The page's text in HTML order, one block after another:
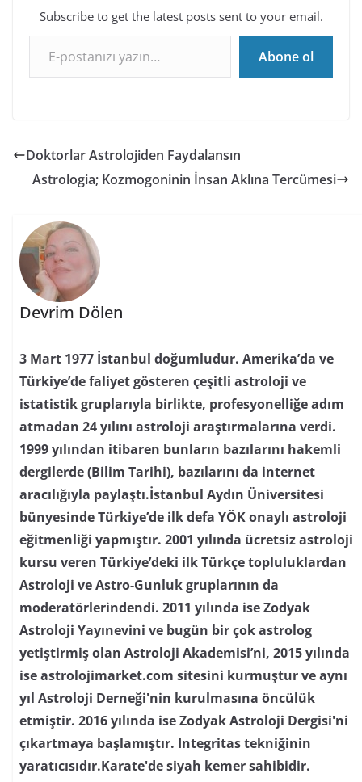
Subscribe to get the latest posts sent to your email.
E-postanızı yazın…
Abone ol
Doktorlar Astrolojiden Faydalansın
Astrologia; Kozmogoninin İnsan Aklına Tercümesi
Devrim Dölen
3 Mart 1977 İstanbul doğumludur. Amerika’da ve
Türkiye’de faliyet gösteren çeşitli astroloji ve
istatistik gruplarıyla birlikte, profesyonelliğe adım
atmadan 24 yılını astroloji araştırmalarına verdi.
1999 yılından itibaren bunların bazılarını hakemli
dergilerde (Bilim Tarihi), bazılarını da internet
aracılığıyla paylaştı.İstanbul Aydın Üniversitesi
bünyesinde Türkiye’de ilk defa YÖK onaylı astroloji
eğitmenliği yapmıştır. 2001 yılında ücretsiz astroloji
kursu veren Türkiye’deki ilk Türkçe topluluklardan
Astroloji ve Astro-Gunluk gruplarının da
moderatörlerindendi. 2011 yılında ise Zodyak
Astroloji Yayınevini ve bugün bir çok astrolog
yetiştirmiş olan Astroloji Akademisi’ni, 2015 yılında
ise astrolojimarket.com sitesini kurmuştur ve aynı
yıl Astroloji Derneği'nin kurulmasına öncülük
etmiştir. 2016 yılında ise Zodyak Astroloji Dergisi'ni
çıkartmaya başlamıştır. Integritas tekniğinin
yaratıcısıdır.Karate'de siyah kemer sahibidir.